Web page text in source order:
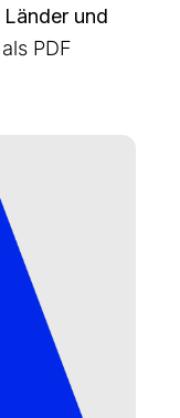
Länder und
PDF